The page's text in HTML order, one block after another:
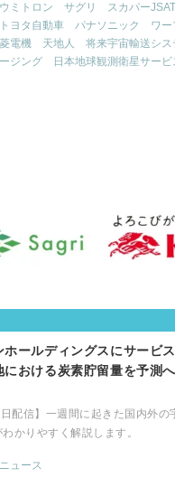
ウミトロン サグリ スカパーJSAT
トヨタ自動車 パナソニック
ワー
電機 天地人
将来宇宙輸送シス
ジング
日本地球観測衛星サービ
ホールディングスにサービ
における炭素貯留量を予測
配信】一週間に起きた国内外の
かりやすく解説します。
ュース